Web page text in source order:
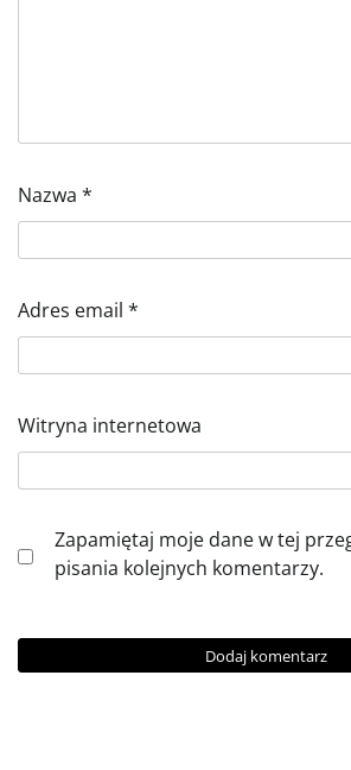
Nazwa *
Adres email *
Witryna internetowa
Zapamiętaj moje dane w tej
pisania kolejnych komentarzy.